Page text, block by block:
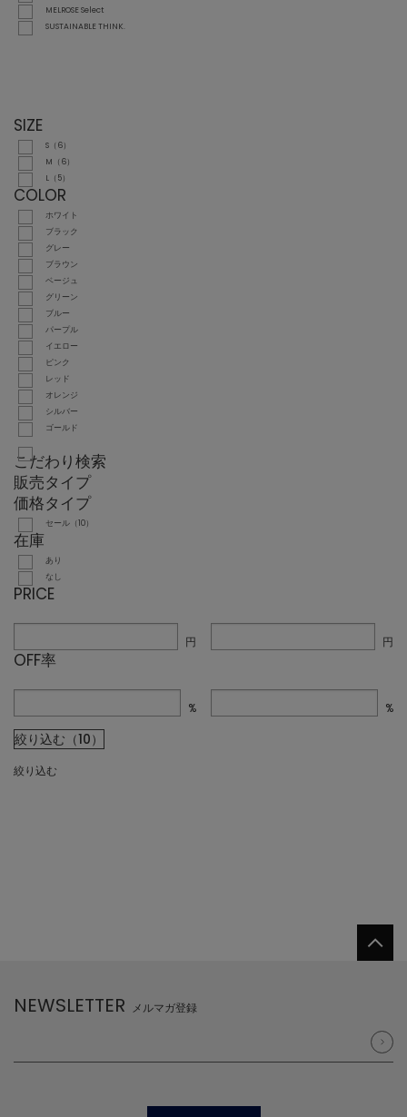
MELROSE Select
SUSTAINABLE THINK.
SIZE
S（6）
M（6）
L（5）
COLOR
ホワイト
ブラック
グレー
ブラウン
ベージュ
グリーン
ブルー
パープル
イエロー
ピンク
レッド
オレンジ
シルバー
ゴールド
こだわり検索
販売タイプ
価格タイプ
セール（10）
在庫
あり
なし
PRICE
円 円
OFF率
% %
絞り込む（10）
絞り込む
NEWSLETTER メルマガ登録